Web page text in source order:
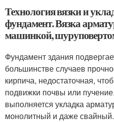
Технология вязки и
фундамент. Вязка
машинкой,
Фундамент здания
большинстве случаев
кирпича, недостаточная,
подвижки почвы или
выполняется укладка
монолитный и даже свайный.